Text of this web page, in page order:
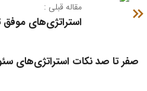
مقاله قبلی :
استراتژی‌های موفق
صفر تا صد نکات استراتژی‌های